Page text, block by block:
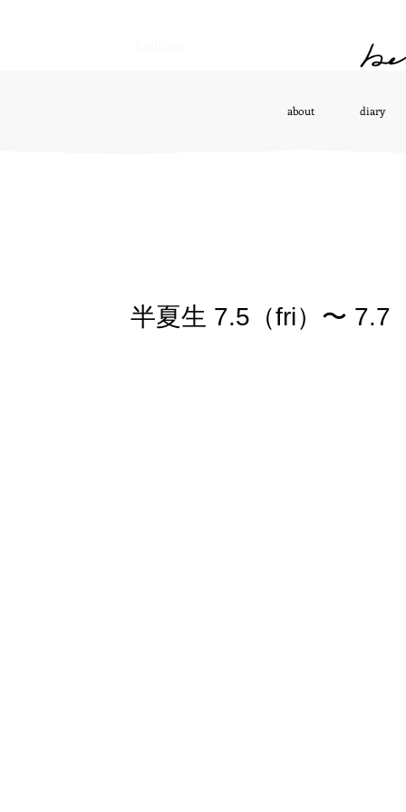
about diary
半夏生 7.5（fri）〜 7.7